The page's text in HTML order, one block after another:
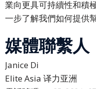
業向更具可持續性和積
一步了解我們如何提供
媒體聯繫人
Janice Di
Elite Asia 译力亚洲
柬
寨
文
行